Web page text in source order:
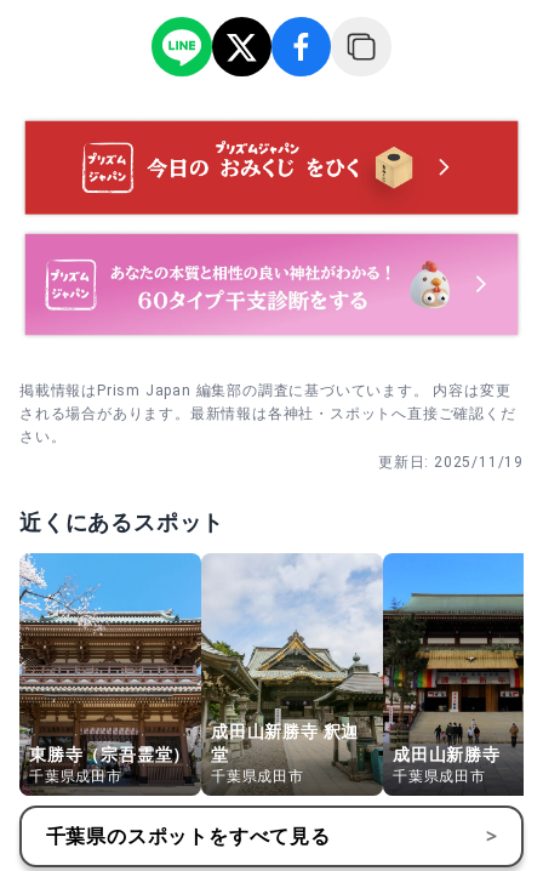
・ 4月15日 御田植祭｜10:00〜。稚児行列や農具のお祓い
が行われ、五穀豊穣を願う春の神事。小雨決行のため雨具
・ 10月12日 例大祭（2025年）｜獅子舞や神輿渡御が見ど
ころ。開始前の到着で見学場所を確保し、夕方の渡御は写
真にも◎。
・ 11月23日 勤労感謝祭｜社業繁栄と安全に感謝。午前の
神事後は境内が落ち着く時間帯もあり、家族参拝にも向い
ています。
鳥居→手水舎→拝殿→御神木→境内社の順で一周。気にな
る場所があれば最後にもう一度立ち寄って締めに一礼を。
本殿に参拝→子安神社へ向かい静かに祈念→最後に御神木
前で一礼。写真は人が途切れたタイミングで短く。
掲載情報はPrism Japan 編集部の調査に基づいています。 内容は変更
される場合があります。最新情報は各神社・スポットへ直接ご確認くだ
さい。
更新日: 2025/11/19
近くにあるスポット
東勝寺（宗吾霊堂）
千葉県成田市
成田山新勝寺 釈迦
堂
千葉県成田市
成田山新勝寺
千葉県成田市
千葉県のスポットをすべて見る >